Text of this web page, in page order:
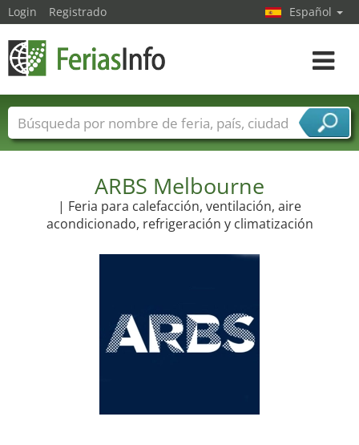
ARBS Melbourne
| Feria para calefacción, ventilación, aire
acondicionado, refrigeración y climatización
Login Registrado Español
toggle
Nombres de ferias Países
Ciudades
Sectores de proveedor de servicios